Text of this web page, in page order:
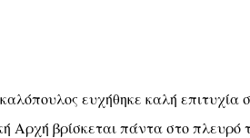
ευχήθηκε καλή επιτυχία
Αρχή βρίσκεται πάντα στο